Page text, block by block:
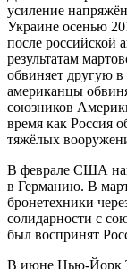
усиление
Украине осенью
после российской
результатам
обвиняет другую
американцы
союзников
время как
тяжёлых
В феврале США
в Германию. В
бронетехники
солидарности с
был воспринят
В июне Нью-Йорк